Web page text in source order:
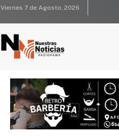
Viernes 7 de Agosto, 2026